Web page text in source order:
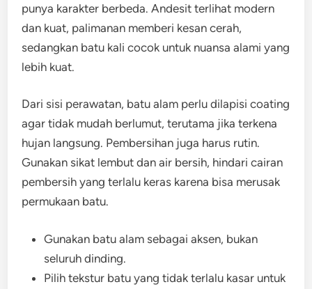
punya karakter berbeda. Andesit terlihat modern
dan kuat, palimanan memberi kesan cerah,
sedangkan batu kali cocok untuk nuansa alami yang
lebih kuat.
Dari sisi perawatan, batu alam perlu dilapisi coating
agar tidak mudah berlumut, terutama jika terkena
hujan langsung. Pembersihan juga harus rutin.
Gunakan sikat lembut dan air bersih, hindari cairan
pembersih yang terlalu keras karena bisa merusak
permukaan batu.
Gunakan batu alam sebagai aksen, bukan
seluruh dinding.
Pilih tekstur batu yang tidak terlalu kasar untuk